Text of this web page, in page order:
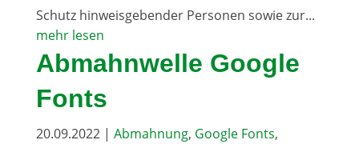
Schutz hinweisgebender Personen sowie zur...
mehr lesen
Abmahnwelle Google
Fonts
20.09.2022| Abmahnung, Google Fonts,